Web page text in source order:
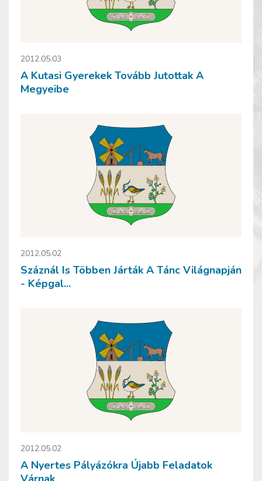
2012.05.03
A Kutasi Gyerekek Tovább Jutottak A
Megyeibe
2012.05.02
Száznál Is Többen Járták A Tánc Világnapján
- Képgal...
2012.05.02
A Nyertes Pályázókra Újabb Feladatok